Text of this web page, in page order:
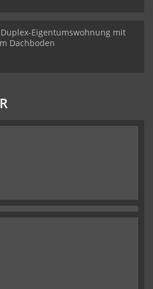
Eigentumswohnung mit
Dachboden